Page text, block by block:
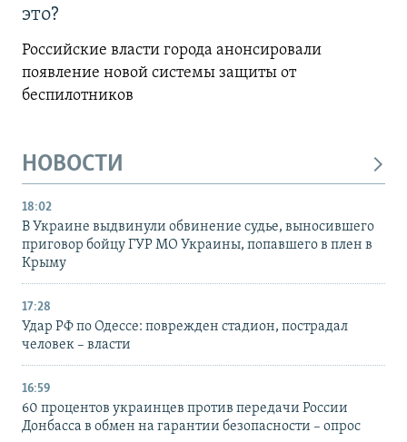
это?
Российские власти города анонсировали
появление новой системы защиты от
беспилотников
НОВОСТИ
18:02
В Украине выдвинули обвинение судье, выносившего
приговор бойцу ГУР МО Украины, попавшего в плен в
Крыму
17:28
Удар РФ по Одессе: поврежден стадион, пострадал
человек – власти
16:59
60 процентов украинцев против передачи России
Донбасса в обмен на гарантии безопасности – опрос